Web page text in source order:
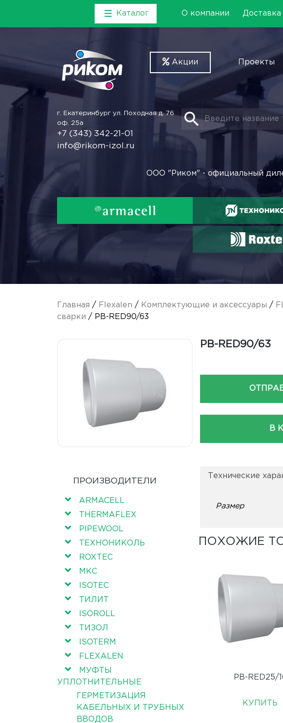
Каталог О компании Доставка
Акции Проекты
г. Екатеринбург ул. Походная д. 76
оф. 25а
+7 (343) 342-21-01
info@rikom-izol.ru
ООО "Риком" - официальный
Главная / Flexalen / Комплектующие и аксессуары /
сварки / PB-RED90/63
PB-RED90/63
В
ПРОИЗВОДИТЕЛИ
ARMACELL
THERMAFLEX
PIPEWOOL
ТЕХНОНИКОЛЬ
ROXTEC
МКС
ISOTEC
ТИЛИТ
ISOROLL
ТИЗОЛ
ISOTERM
FLEXALEN
МУФТЫ
УПЛОТНИТЕЛЬНЫЕ
ГЕРМЕТИЗАЦИЯ
КАБЕЛЬНЫХ И ТРУБНЫХ
ВВОДОВ
Технические
Размер
ПОХОЖИЕ
PB-RED25/
КУПИТЬ